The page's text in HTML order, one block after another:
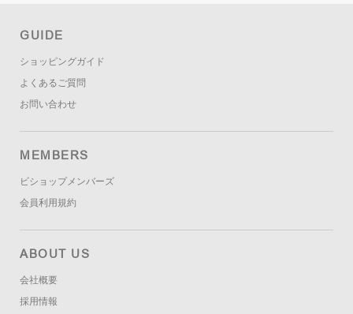
GUIDE
ショッピングガイド
よくあるご質問
お問い合わせ
MEMBERS
ビショップメンバーズ
会員利用規約
ABOUT US
会社概要
採用情報